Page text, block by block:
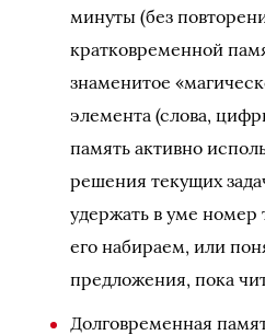
минуты (без
кратковременной
знаменитое
элемента (слова,
память активно
решения текущих
удержать в уме
его набираем, или
предложения, пока
Долговременная